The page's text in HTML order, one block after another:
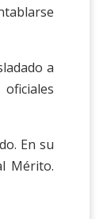
a
En su
Mérito.